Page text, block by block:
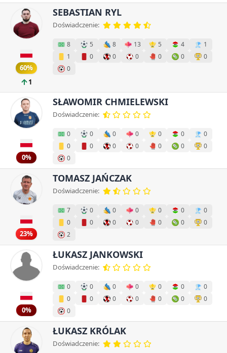
60%
1
SEBASTIAN RYL
Doświadczenie:
8 5 8 13 5 4
1
1
0 0 0 0 0
0
0
0%
SŁAWOMIR CHMIELEWSKI
Doświadczenie:
0 0 0 0 0 0
0
0
0 0 0 0 0
0
0
23%
TOMASZ JAŃCZAK
Doświadczenie:
7 0 0 0 0 0
0
0
0 0 0 0 0
0
2
0%
ŁUKASZ JANKOWSKI
Doświadczenie:
0 0 0 0 0 0
0
0
0 0 0 0 0
0
0
ŁUKASZ KRÓLAK
Doświadczenie: